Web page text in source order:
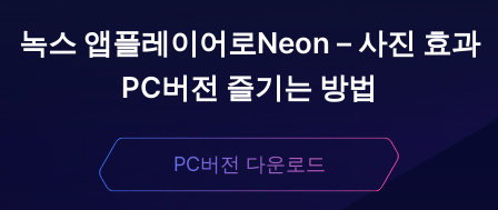
녹스 앱플레이어로Neon – 사진 효과
PC버전 즐기는 방법
PC버전 다운로드